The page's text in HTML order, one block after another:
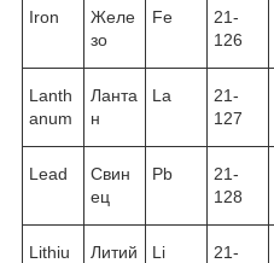
Iron
Желе
зо
Fe
21-
126
Lanth
anum
Ланта
н
La
21-
127
Lead
Свин
ец
Pb
21-
128
Lithiu
Литий Li
21-